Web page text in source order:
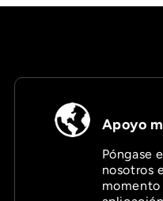
Apoyo
Póngase
nosotros
momento